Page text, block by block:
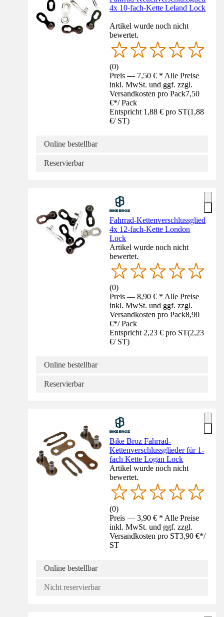
4x 10-fach-Kette Leland Lock
Artikel wurde noch nicht
bewertet.
(0)
Preis — 7,50 € * Alle Preise
inkl. MwSt. und ggf. zzgl.
Versandkosten pro Pack7,50
€*/ Pack
Entspricht 1,88 € pro ST(1,88
€/ ST)
Online bestellbar
Reservierbar
Fahrrad-Kettenverschlussglied
4x 12-fach-Kette London
Lock
Artikel wurde noch nicht
bewertet.
(0)
Preis — 8,90 € * Alle Preise
inkl. MwSt. und ggf. zzgl.
Versandkosten pro Pack8,90
€*/ Pack
Entspricht 2,23 € pro ST(2,23
€/ ST)
Online bestellbar
Reservierbar
Bike Broz Fahrrad-
Kettenverschlussglieder für 1-
fach Kette Logan Lock
Artikel wurde noch nicht
bewertet.
(0)
Preis — 3,90 € * Alle Preise
inkl. MwSt. und ggf. zzgl.
Versandkosten pro ST3,90 €*/
ST
Online bestellbar
Nicht reservierbar